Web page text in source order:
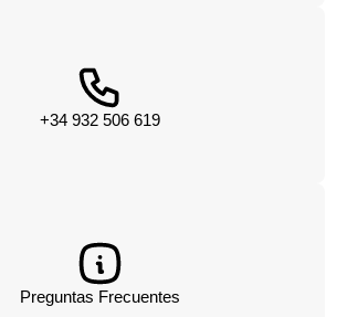
+34 932 506 619
Preguntas Frecuentes